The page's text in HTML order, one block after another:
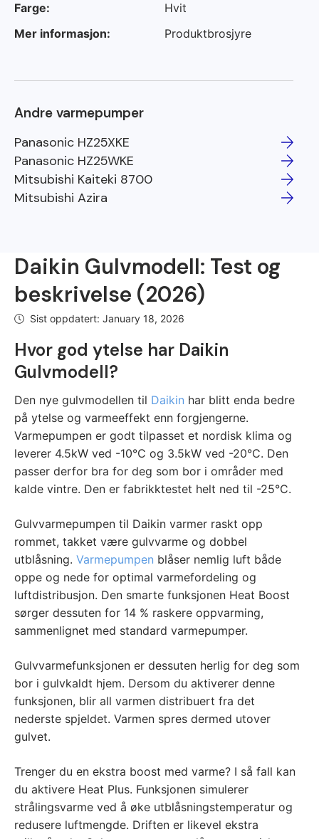
Farge:
Mer informasjon:
Hvit
Produktbrosjyre
Andre varmepumper
Panasonic HZ25XKE
Panasonic HZ25WKE
Mitsubishi Kaiteki 8700
Mitsubishi Azira
Daikin Gulvmodell: Test og
beskrivelse (2026)
Sist oppdatert: January 18, 2026
Hvor god ytelse har Daikin
Gulvmodell?
Den nye gulvmodellen til Daikin har blitt enda bedre
på ytelse og varmeeffekt enn forgjengerne.
Varmepumpen er godt tilpasset et nordisk klima og
leverer 4.5kW ved -10°C og 3.5kW ved -20°C. Den
passer derfor bra for deg som bor i områder med
kalde vintre. Den er fabrikktestet helt ned til -25°C.
Gulvvarmepumpen til Daikin varmer raskt opp
rommet, takket være gulvvarme og dobbel
utblåsning. Varmepumpen blåser nemlig luft både
oppe og nede for optimal varmefordeling og
luftdistribusjon. Den smarte funksjonen Heat Boost
sørger dessuten for 14 % raskere oppvarming,
sammenlignet med standard varmepumper.
Gulvvarmefunksjonen er dessuten herlig for deg som
bor i gulvkaldt hjem. Dersom du aktiverer denne
funksjonen, blir all varmen distribuert fra det
nederste spjeldet. Varmen spres dermed utover
gulvet.
Trenger du en ekstra boost med varme? I så fall kan
du aktivere Heat Plus. Funksjonen simulerer
strålingsvarme ved å øke utblåsningstemperatur og
redusere luftmengde. Driften er likevel ekstra